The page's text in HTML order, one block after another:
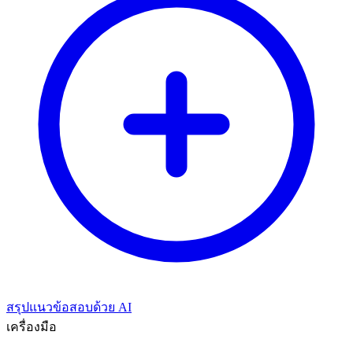
สรุปแนวข้อสอบด้วย AI
เครื่องมือ